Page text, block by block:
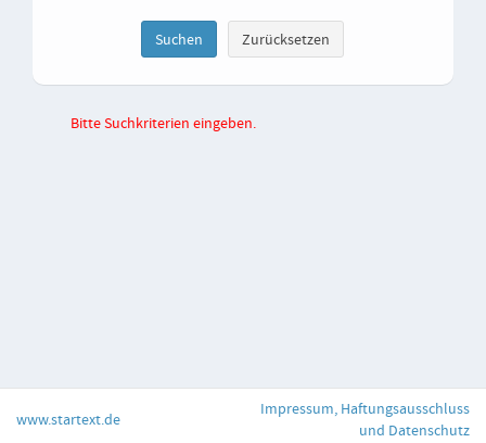
Bitte Suchkriterien eingeben.
www.startext.de
Impressum, Haftungsausschluss
und Datenschutz